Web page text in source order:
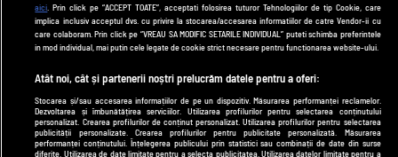
Modifică Setările
© 2026 DePărinți.ro
Acest site este creat și administrat de Digital Antena Group. Toate drepturile
rezervate.
aici . Prin click pe “ACCEPT TOATE”, acceptati folosirea tuturor Tehnologiilor de tip Cookie, care
implica inclusiv acceptul dvs. cu privire la stocarea/accesarea informatiilor de catre Vendor-ii cu
care colaboram. Prin click pe “VREAU SA MODIFIC SETARILE INDIVIDUAL” puteti schimba preferintele
in mod individual, mai putin cele legate de cookie strict necesare pentru functionarea website-ului.
Atât noi, cât și partenerii noștri prelucrăm datele pentru a oferi:
Stocarea și/sau accesarea informațiilor de pe un dispozitiv. Măsurarea performanței reclamelor.
Dezvoltarea și îmbunătățirea serviciilor. Utilizarea profilurilor pentru selectarea conținutului
personalizat. Crearea profilurilor de conținut personalizat. Utilizarea profilurilor pentru selectarea
publicității personalizate. Crearea profilurilor pentru publicitate personalizată. Măsurarea
performanței conținutului. Înțelegerea publicului prin statistici sau combinații de date din surse
diferite. Utilizarea de date limitate pentru a selecta publicitatea. Utilizarea datelor limitate pentru a